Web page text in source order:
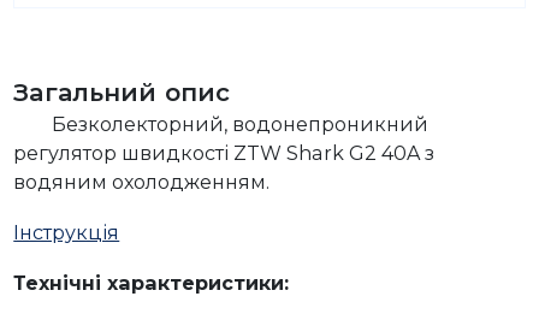
Загальний опис
Безколекторний, водонепроникний
регулятор швидкості ZTW Shark G2 40A з
водяним охолодженням.
Інструкція
Технічні характеристики: